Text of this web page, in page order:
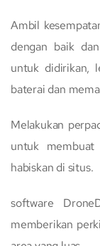
Ambil
dengan baik
untuk didirikan,
baterai dan
Melakukan
untuk
habiskan di situs.
software
memberikan